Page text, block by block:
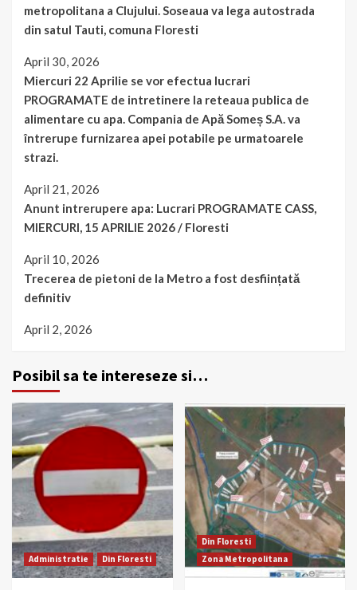
metropolitana a Clujului. Soseaua va lega autostrada
din satul Tauti, comuna Floresti
April 30, 2026
Miercuri 22 Aprilie se vor efectua lucrari
PROGRAMATE de intretinere la reteaua publica de
alimentare cu apa. Compania de Apă Someș S.A. va
întrerupe furnizarea apei potabile pe urmatoarele
strazi.
April 21, 2026
Anunt intrerupere apa: Lucrari PROGRAMATE CASS,
MIERCURI, 15 APRILIE 2026 / Floresti
April 10, 2026
Trecerea de pietoni de la Metro a fost desființată
definitiv
April 2, 2026
Posibil sa te intereseze si…
Administratie Din Floresti
Din Floresti
Zona Metropolitana